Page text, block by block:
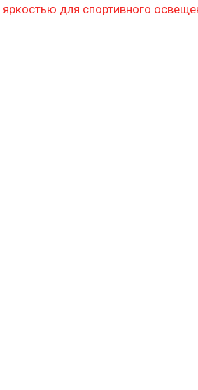
для спортивного